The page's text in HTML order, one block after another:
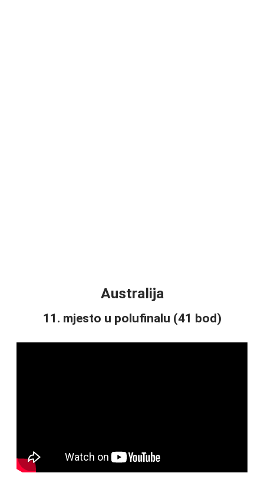
Australija
11. mjesto u polufinalu (41 bod)